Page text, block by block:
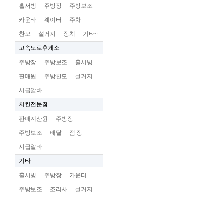
홀서빙 주방장 주방보조
카운타 웨이터 주차
찬모 설거지 장치 기타~
고속도로휴게소
주방장 주방보조 홀서빙
판매원 주방찬모 설거지
시급알바
치킨전문점
판매계산원 주방장
주방보조 배달 점 장
시급알바
기타
홀서빙 주방장 카운터
주방보조 조리사 설거지